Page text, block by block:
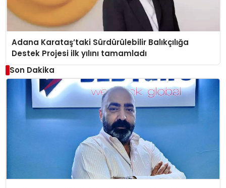
Adana Karataş’taki Sürdürülebilir Balıkçılığa
Destek Projesi ilk yılını tamamladı
Son Dakika